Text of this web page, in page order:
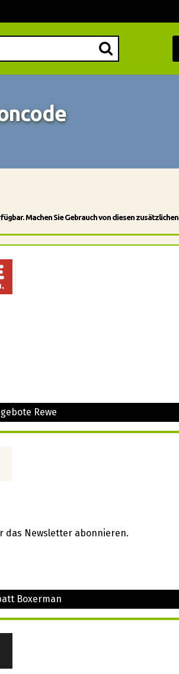
Machen Sie Gebrauch von diesen zusätzlichen
Rewe
das Newsletter abonnieren.
Boxerman